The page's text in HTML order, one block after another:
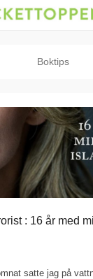
Boktips
: 16 år med
satte jag på